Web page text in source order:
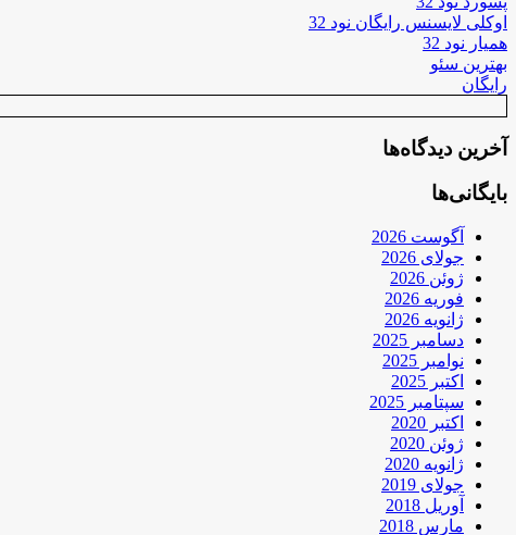
اوکلی لایسنس رایگان نود 32
همیار نود 32
بهترین سئو
رایگان
آخرین دیدگاه‌ها
بایگانی‌ها
آگوست 2026
جولای 2026
ژوئن 2026
فوریه 2026
ژانویه 2026
دسامبر 2025
نوامبر 2025
اکتبر 2025
سپتامبر 2025
اکتبر 2020
ژوئن 2020
ژانویه 2020
جولای 2019
آوریل 2018
مارس 2018